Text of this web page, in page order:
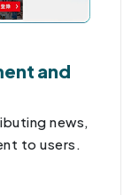
and
news,
to users.